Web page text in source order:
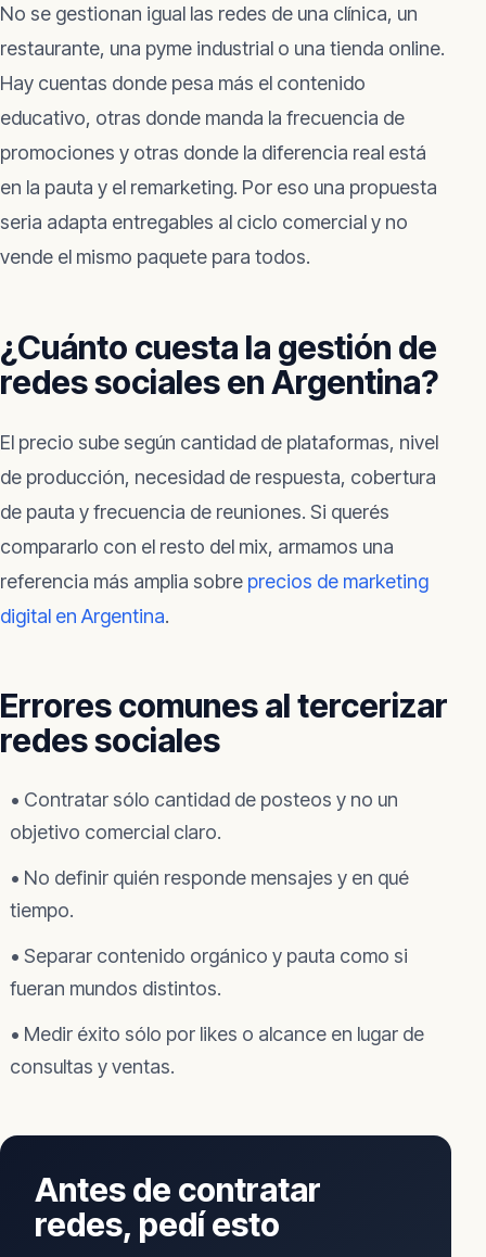
No se gestionan igual las redes de una clínica, un
restaurante, una pyme industrial o una tienda online.
Hay cuentas donde pesa más el contenido
educativo, otras donde manda la frecuencia de
promociones y otras donde la diferencia real está
en la pauta y el remarketing. Por eso una propuesta
seria adapta entregables al ciclo comercial y no
vende el mismo paquete para todos.
¿Cuánto cuesta la gestión de
redes sociales en Argentina?
El precio sube según cantidad de plataformas, nivel
de producción, necesidad de respuesta, cobertura
de pauta y frecuencia de reuniones. Si querés
compararlo con el resto del mix, armamos una
referencia más amplia sobre precios de marketing
digital en Argentina.
Errores comunes al tercerizar
redes sociales
• Contratar sólo cantidad de posteos y no un
objetivo comercial claro.
• No definir quién responde mensajes y en qué
tiempo.
• Separar contenido orgánico y pauta como si
fueran mundos distintos.
• Medir éxito sólo por likes o alcance en lugar de
consultas y ventas.
Antes de contratar
redes, pedí esto